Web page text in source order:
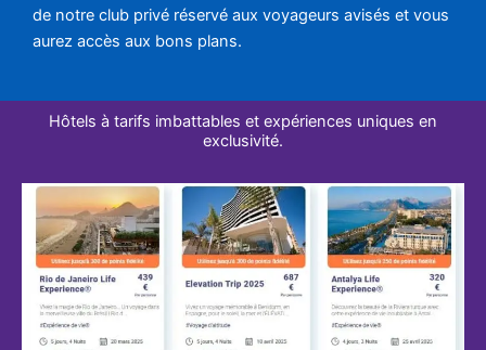
de notre club privé réservé aux voyageurs avisés et vous
aurez accès aux bons plans.
Hôtels à tarifs imbattables et expériences uniques en
exclusivité.